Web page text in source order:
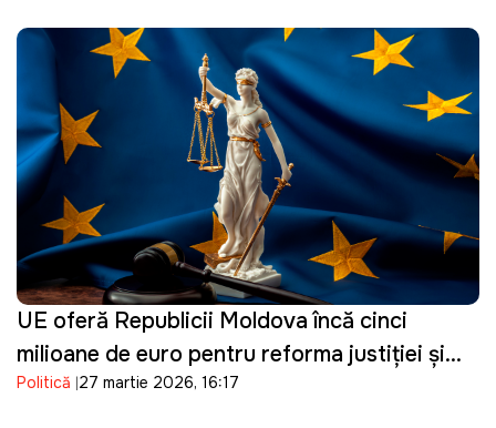
UE oferă Republicii Moldova încă cinci
milioane de euro pentru reforma justiției și
consolidarea procesului de vetting
Politică 27 martie 2026, 16:17